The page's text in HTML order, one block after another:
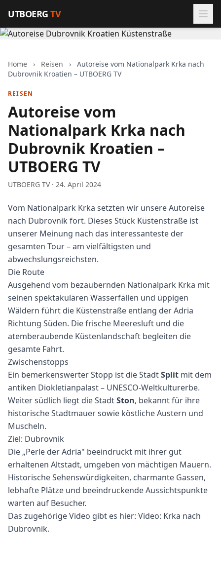
UTBOERGTV
Home › Reisen ›
Autoreise vom Nationalpark Krka nach
Dubrovnik Kroatien – UTBOERG TV
REISEN
Autoreise vom
Nationalpark Krka nach
Dubrovnik Kroatien –
UTBOERG TV
UTBOERG TV · 24. April 2024
Vom Nationalpark Krka setzten wir unsere Autoreise
nach Dubrovnik fort. Dieses Stück Küstenstraße ist
unserer Meinung nach das interessanteste der
gesamten Tour – am vielfältigsten und
abwechslungsreichsten.
Die Route
Ausgehend vom bezaubernden Nationalpark Krka mit
seinen spektakulären Wasserfällen und üppigen
Wäldern führt die Küstenstraße entlang der Adria
Richtung Süden. Die frische Meeresluft und die
atemberaubende Küstenlandschaft begleiten die
gesamte Fahrt.
Zwischenstopps
Ein bemerkenswerter Stopp ist die StadtSplit mit dem
antiken Diokletianpalast – UNESCO-Weltkulturerbe.
Weiter südlich liegt die StadtSton, bekannt für ihre
historische Stadtmauer sowie köstliche Austern und
Muscheln.
Ziel: Dubrovnik
Die „Perle der Adria" beeindruckt mit ihrer gut
erhaltenen Altstadt, umgeben von mächtigen Mauern.
Historische Sehenswürdigkeiten, charmante Gassen,
lebhafte Plätze und beeindruckende Aussichtspunkte
warten auf Besucher.
Das zugehörige Video gibt es hier: Video: Krka nach
Dubrovnik.